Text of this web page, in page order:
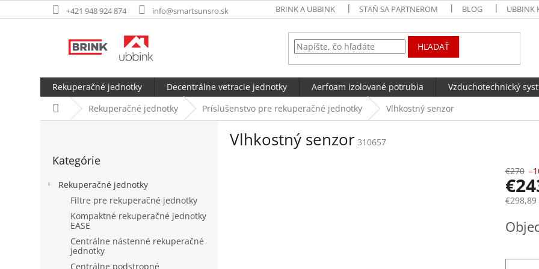
na
+421 948 924 874 info@smartsunsro.sk BRINK A UBBINK STAŇ SA PARTNEROM BLOG UBBINK
HĽADAŤ
Rekuperačné jednotky Decentrálne vetracie jednotky Aerfoam izolované potrubia Vzduchotechnický
DomovRekuperačné jednotky Príslušenstvo pre rekuperačné jednotky Vlhkostný senzor
kategórie
Kategórie
Rekuperačné jednotky
Filtre pre rekuperačné jednotky
Kompaktné rekuperačné jednotky
EASE
Centrálne nástenné rekuperačné
jednotky
Centrálne podstropné
Vlhkostný senzor 310657
€270
€298,89
cena: